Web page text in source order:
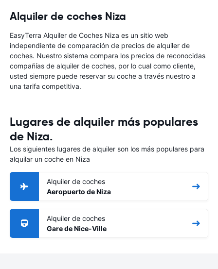
Alquiler de coches Niza
EasyTerra Alquiler de Coches Niza es un sitio web
independiente de comparación de precios de alquiler de
coches. Nuestro sistema compara los precios de reconocidas
compañías de alquiler de coches, por lo cual como cliente,
usted siempre puede reservar su coche a través nuestro a
una tarifa competitiva.
Lugares de alquiler más populares
de Niza.
Los siguientes lugares de alquiler son los más populares para
alquilar un coche en Niza
Alquiler de coches
Aeropuerto de Niza
Alquiler de coches
Gare de Nice-Ville